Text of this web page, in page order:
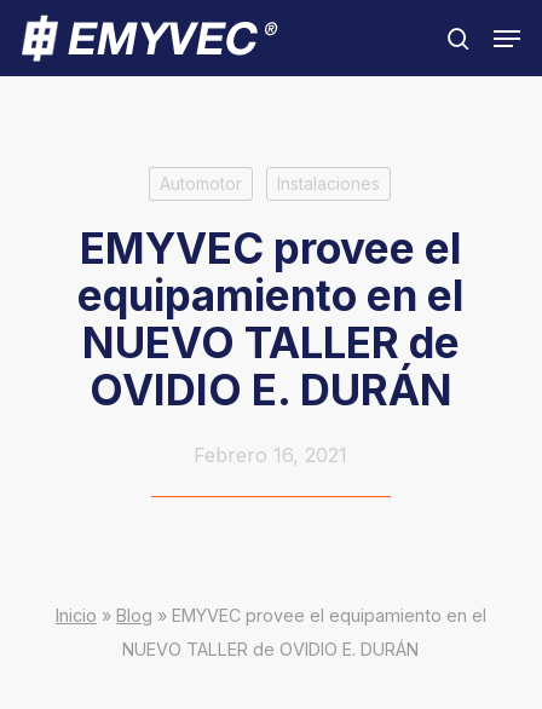
Skip
main
search
Automotor Instalaciones
EMYVEC provee el
equipamiento en el
NUEVO TALLER de
OVIDIO E. DURÁN
Febrero 16, 2021
Inicio » Blog » EMYVEC provee el equipamiento en el
NUEVO TALLER de OVIDIO E. DURÁN
Close